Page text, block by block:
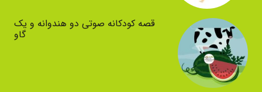
قصه کودکانه صوتی دو هندوانه و یک
گاو